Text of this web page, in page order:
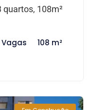
108m²
Vagas 108 m²